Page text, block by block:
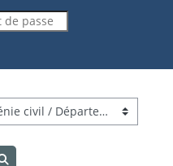
recherche